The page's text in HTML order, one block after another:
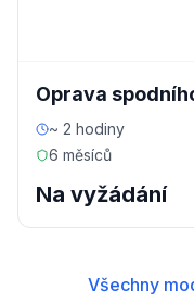
Oprava
~ 2 hodiny
6 měsíců
Na vyžádání
Všechny